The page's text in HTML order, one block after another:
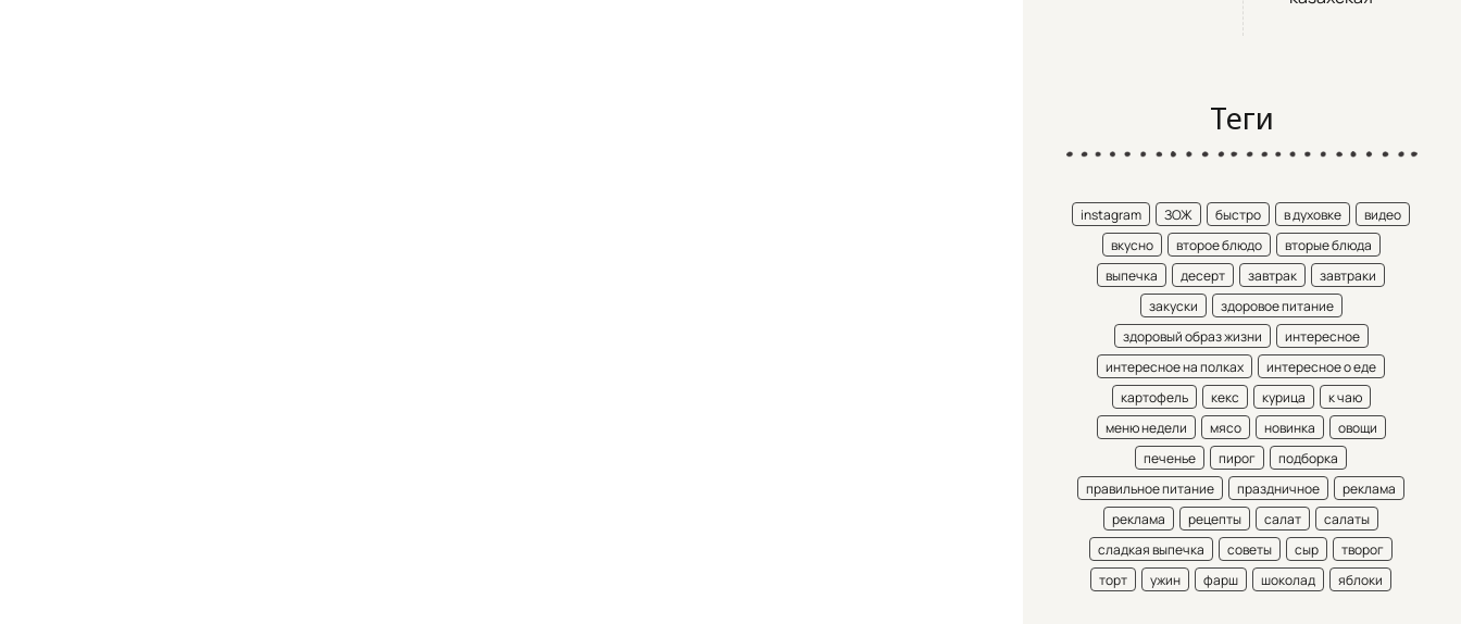
Теги
instagram ЗОЖ быстро в духовке
видео
вкусно
второе блюдо
вторые блюда
выпечка
десерт завтрак
завтраки
закуски
здоровое питание
здоровый образ жизни
интересное
интересное на полках
интересное о еде
картофель
кекс курица
к чаю
меню недели
мясо новинка
овощи
печенье
пирог
подборка
правильное питание
праздничное
реклама
реклама
рецепты салат
салаты
сладкая выпечка
советы сыр
творог
торт
ужин фарш шоколад яблоки